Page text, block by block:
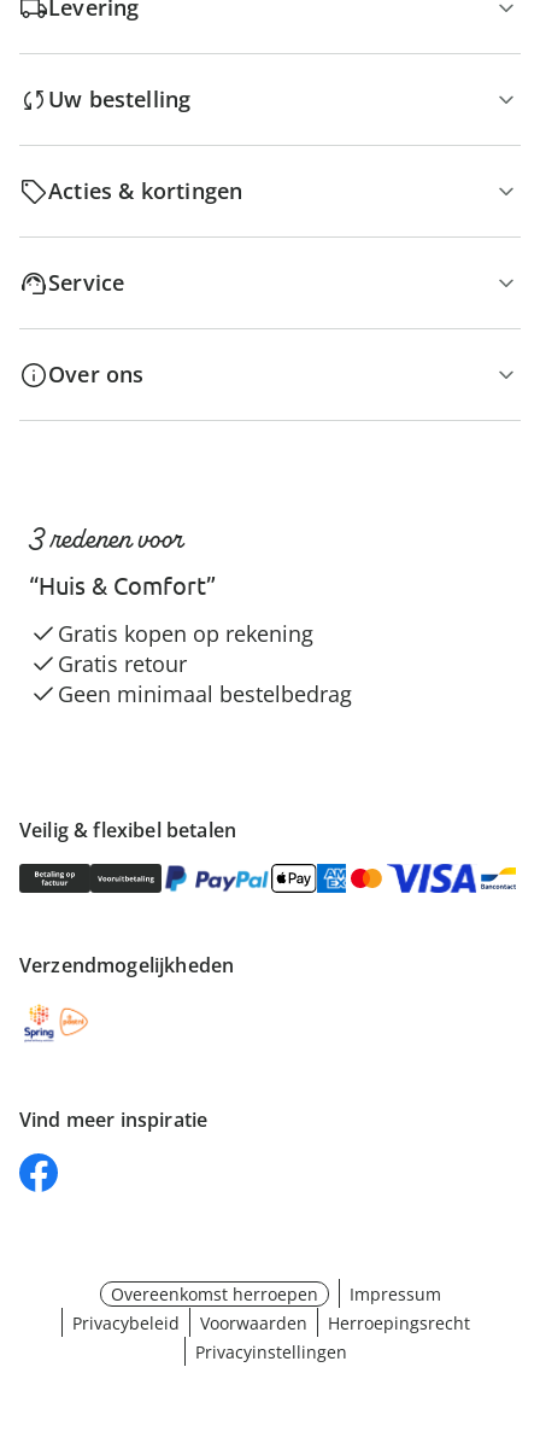
Levering
Uw bestelling
Acties & kortingen
Service
Over ons
Veilig & flexibel betalen
Verzendmogelijkheden
Vind meer inspiratie
3 redenen voor
“Huis & Comfort”
Gratis kopen op rekening
Gratis retour
Geen minimaal bestelbedrag
Overeenkomst herroepen
Impressum
Privacybeleid
Voorwaarden
Herroepingsrecht
Privacyinstellingen